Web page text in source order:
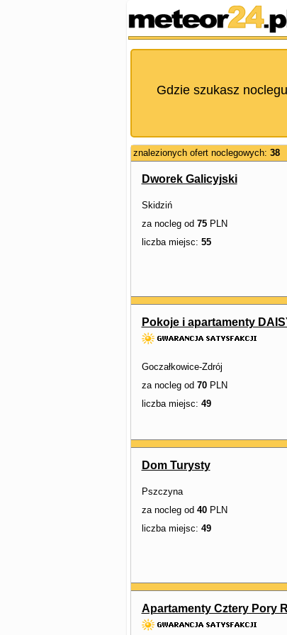
Gdzie szukasz
znalezionych ofert noclegowych: 38
Dworek Galicyjski
Skidziń
za nocleg od 75PLN
liczba miejsc: 55
Pokoje i apartamenty
Goczałkowice-Zdrój
za nocleg od 70PLN
liczba miejsc: 49
Dom Turysty
Pszczyna
za nocleg od 40PLN
liczba miejsc: 49
Apartamenty Cztery Pory